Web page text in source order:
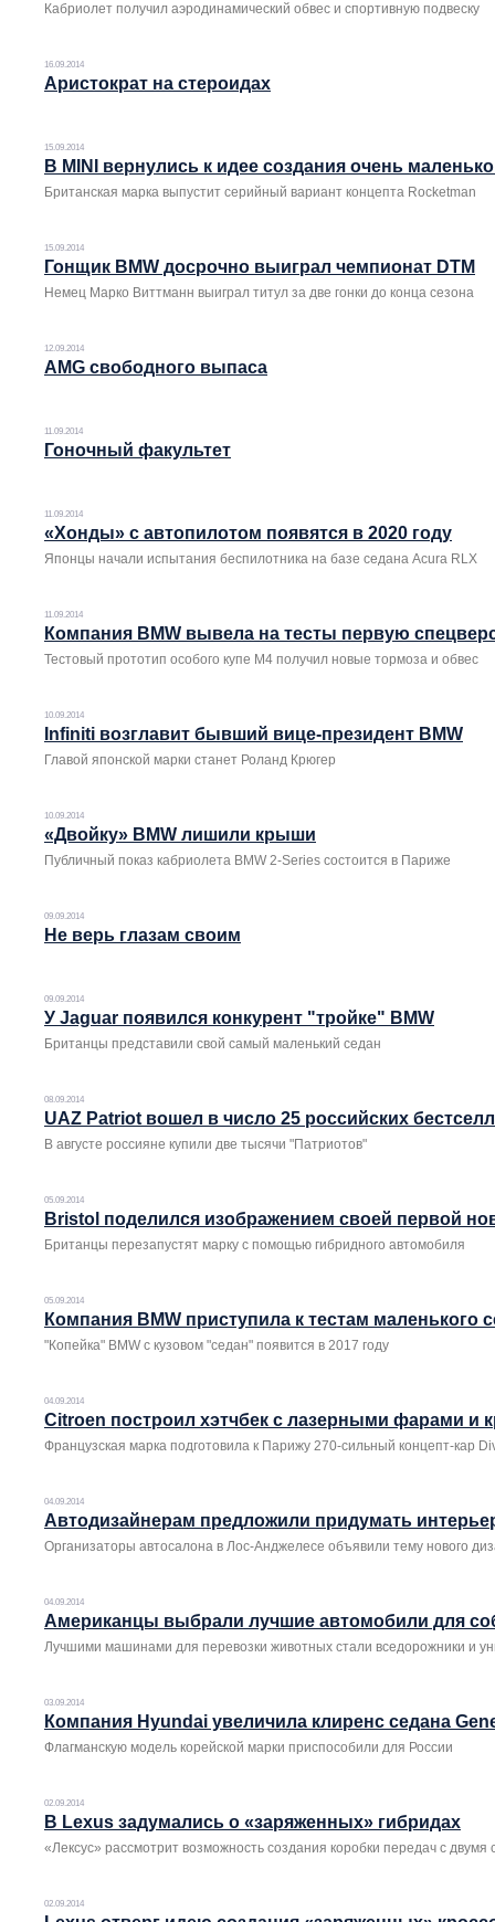
Кабриолет получил аэродинамический обвес и спортивную подвеску
16.09.2014
Аристократ на стероидах
15.09.2014
В MINI вернулись к идее создания очень
Британская марка выпустит серийный вариант концепта Rocketman
15.09.2014
Гонщик BMW досрочно выиграл чемпионат DTM
Немец Марко Виттманн выиграл титул за две гонки до конца сезона
12.09.2014
AMG свободного выпаса
11.09.2014
Гоночный факультет
11.09.2014
«Хонды» с автопилотом появятся в 2020 году
Японцы начали испытания беспилотника на базе седана Acura RLX
11.09.2014
Компания BMW вывела на тесты первую
Тестовый прототип особого купе M4 получил новые тормоза и обвес
10.09.2014
Infiniti возглавит бывший вице-президент BMW
Главой японской марки станет Роланд Крюгер
10.09.2014
«Двойку» BMW лишили крыши
Публичный показ кабриолета BMW 2-Series состоится в Париже
09.09.2014
Не верь глазам своим
09.09.2014
У Jaguar появился конкурент "тройке" BMW
Британцы представили свой самый маленький седан
08.09.2014
UAZ Patriot вошел в число 25 российских
В августе россияне купили две тысячи "Патриотов"
05.09.2014
Bristol поделился изображением своей первой
Британцы перезапустят марку с помощью гибридного автомобиля
05.09.2014
Компания BMW приступила к тестам маленького
"Копейка" BMW с кузовом "седан" появится в 2017 году
04.09.2014
Citroen построил хэтчбек с лазерными фарами и
Французская марка подготовила к Парижу 270-сильный концепт-кар
04.09.2014
Автодизайнерам предложили придумать
Организаторы автосалона в Лос-Анджелесе объявили тему нового
04.09.2014
Американцы выбрали лучшие автомобили для
Лучшими машинами для перевозки животных стали вседорожники и
03.09.2014
Компания Hyundai увеличила клиренс седана
Флагманскую модель корейской марки приспособили для России
02.09.2014
В Lexus задумались о «заряженных» гибридах
«Лексус» рассмотрит возможность создания коробки передач с двумя
02.09.2014